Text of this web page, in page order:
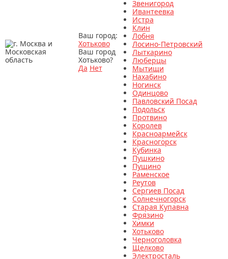
Ваш город:
Хотьково
Ваш город
Хотьково?
Да Нет
Звенигород
Ивантеевка
Истра
Клин
Лобня
Лосино-Петровский
Лыткарино
Люберцы
Мытищи
Нахабино
Ногинск
Одинцово
Павловский Посад
Подольск
Протвино
Королев
Красноармейск
Красногорск
Кубинка
Пушкино
Пущино
Раменское
Реутов
Сергиев Посад
Солнечногорск
Старая Купавна
Фрязино
Химки
Хотьково
Черноголовка
Щелково
Электросталь